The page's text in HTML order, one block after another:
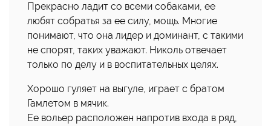
Прекрасно ладит со всеми собаками, ее
любят собратья за ее силу, мощь. Многие
понимают, что она лидер и доминант, с такими
не спорят, таких уважают. Николь отвечает
только по делу и в воспитательных целях.
Хорошо гуляет на выгуле, играет с братом
Гамлетом в мячик.
Ее вольер расположен напротив входа в ряд,